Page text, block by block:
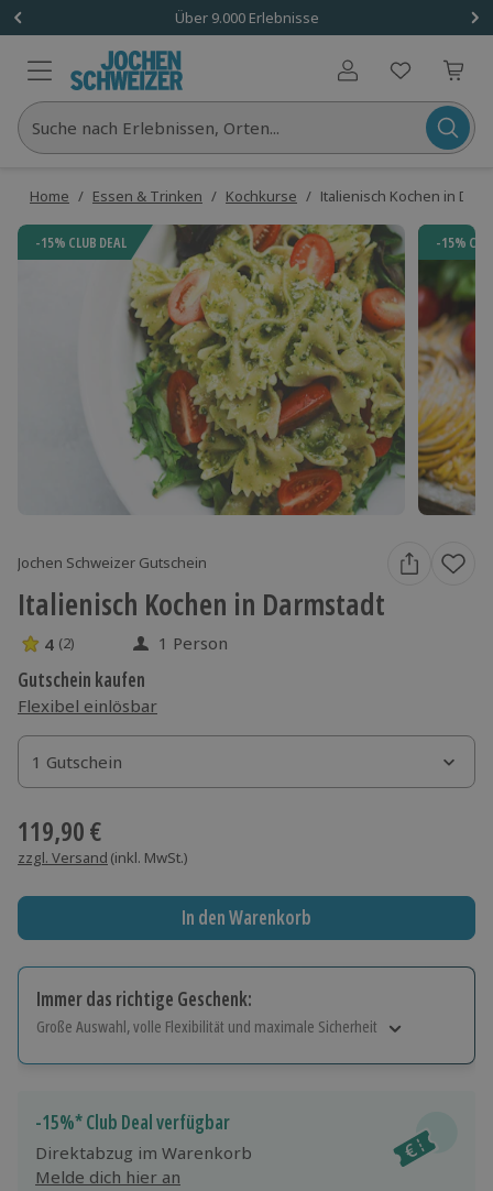
Über 9.000 Erlebnisse
Benutzerkonto
Suche nach Erlebnissen, Orten...
Home / Essen & Trinken / Kochkurse / Italienisch Kochen in
-15% CLUB DEAL -15%
Jochen Schweizer Gutschein
Italienisch Kochen in Darmstadt
4 Sterne von 5 aus 2 Bewertungen
4 (2) 1 Person
Gutschein kaufen
Flexibel einlösbar
1 Gutschein
1 Gutschein
1 Gutschein
119,90 €
zzgl. Versand (inkl. MwSt.)
In den Warenkorb
Immer das richtige Geschenk:
Große Auswahl, volle Flexibilität und maximale Sicherheit
Jeder Gutschein für alle Erlebnisse einlösbar.
Maximale Sicherheit
3 Jahre gültig & verlängerbar.
-15%* Club Deal verfügbar
Direktabzug im Warenkorb
Melde dich hier an